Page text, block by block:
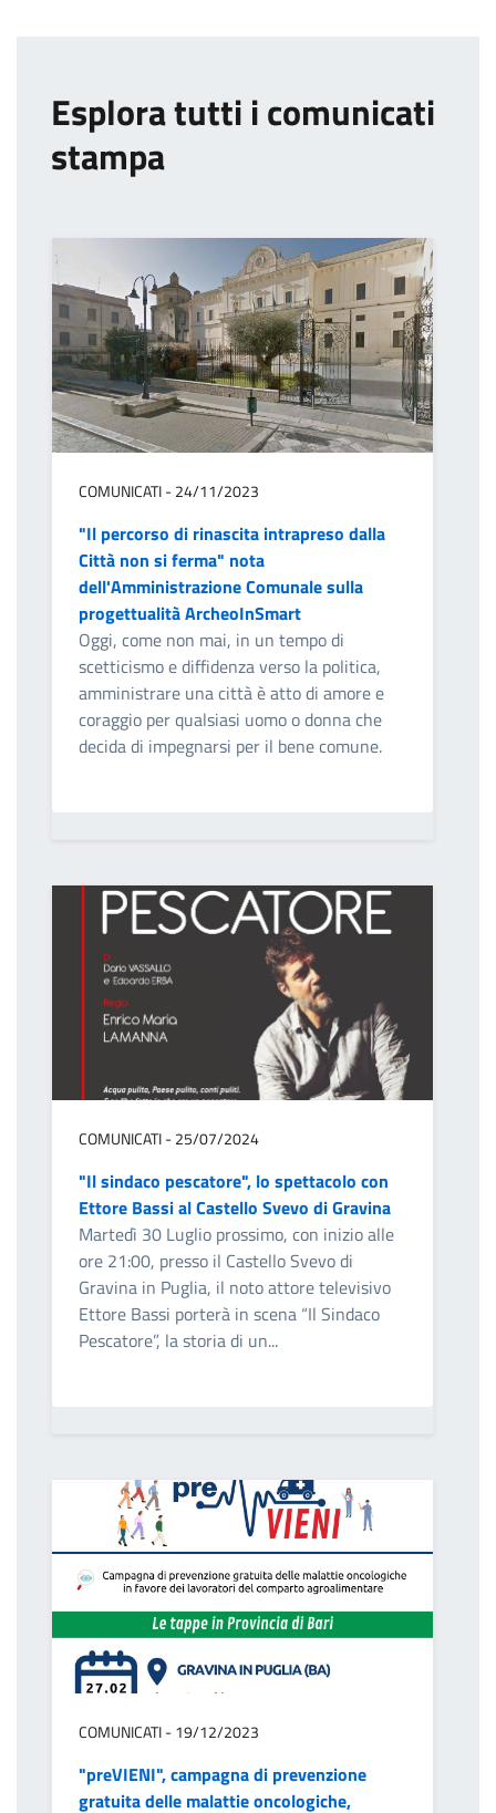
Esplora tutti i comunicati
stampa
COMUNICATI - 24/11/2023
"Il percorso di rinascita intrapreso dalla
Città non si ferma" nota
dell'Amministrazione Comunale sulla
progettualità ArcheoInSmart
Oggi, come non mai, in un tempo di
scetticismo e diffidenza verso la politica,
amministrare una città è atto di amore e
coraggio per qualsiasi uomo o donna che
decida di impegnarsi per il bene comune.
COMUNICATI - 25/07/2024
"Il sindaco pescatore", lo spettacolo con
Ettore Bassi al Castello Svevo di Gravina
Martedì 30 Luglio prossimo, con inizio alle
ore 21:00, presso il Castello Svevo di
Gravina in Puglia, il noto attore televisivo
Ettore Bassi porterà in scena “Il Sindaco
Pescatore”, la storia di un...
COMUNICATI - 19/12/2023
"preVIENI", campagna di prevenzione
gratuita delle malattie oncologiche,